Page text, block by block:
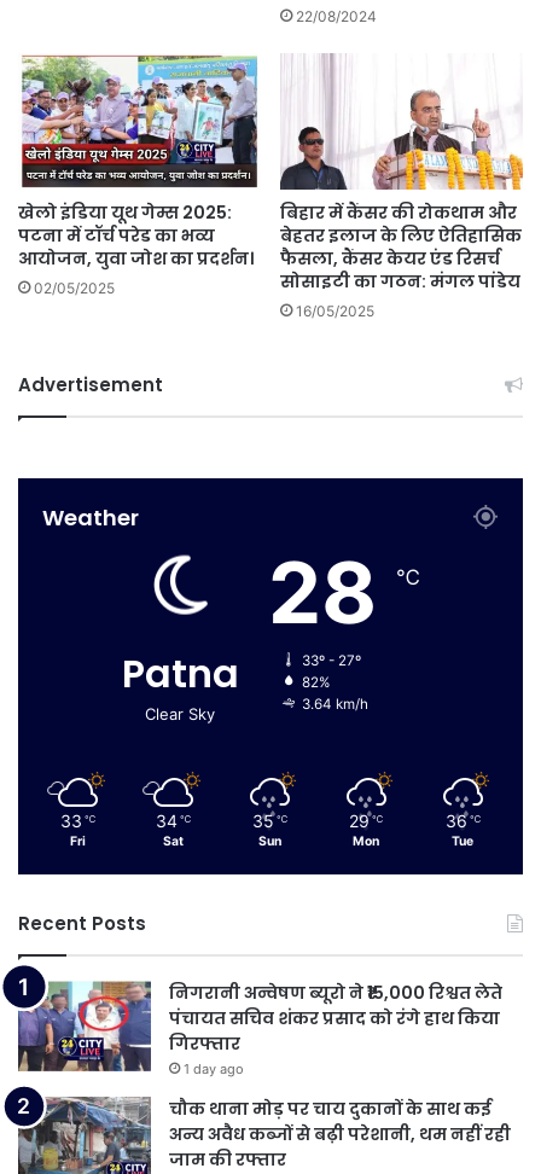
22/08/2024
खेलो इंडिया यूथ गेम्स 2025:
पटना में टॉर्च परेड का भव्य
आयोजन, युवा जोश का प्रदर्शन।
02/05/2025
बिहार में कैंसर की रोकथाम और
बेहतर इलाज के लिए ऐतिहासिक
फैसला, कैंसर केयर एंड रिसर्च
सोसाइटी का गठन: मंगल पांडेय
16/05/2025
Advertisement
Weather
Patna
Clear Sky
28 ℃
33º - 27º
82%
3.64 km/h
33 ℃
Fri
34 ℃
Sat
35 ℃
Sun
29 ℃
Mon
36 ℃
Tue
Recent Posts
निगरानी अन्वेषण ब्यूरो ने ₹15,000 रिश्वत लेते
पंचायत सचिव शंकर प्रसाद को रंगे हाथ किया
गिरफ्तार
1 day ago
चौक थाना मोड़ पर चाय दुकानों के साथ कई
अन्य अवैध कब्जों से बढ़ी परेशानी, थम नहीं रही
जाम की रफ्तार